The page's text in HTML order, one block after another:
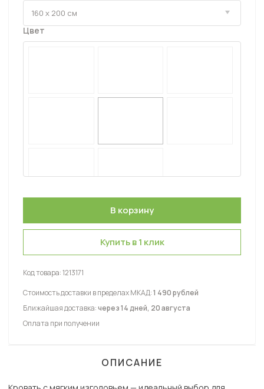
Цвет
Купить в 1 клик
Код товара:1213171
Стоимость доставки в пределах МКАД:1 490 рублей
Ближайшая доставка:через 14 дней, 20 августа
Оплата при получении
ОПИСАНИЕ